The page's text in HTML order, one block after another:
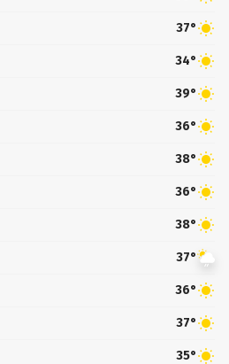
37°
34°
39°
36°
38°
36°
38°
37°
36°
37°
35°